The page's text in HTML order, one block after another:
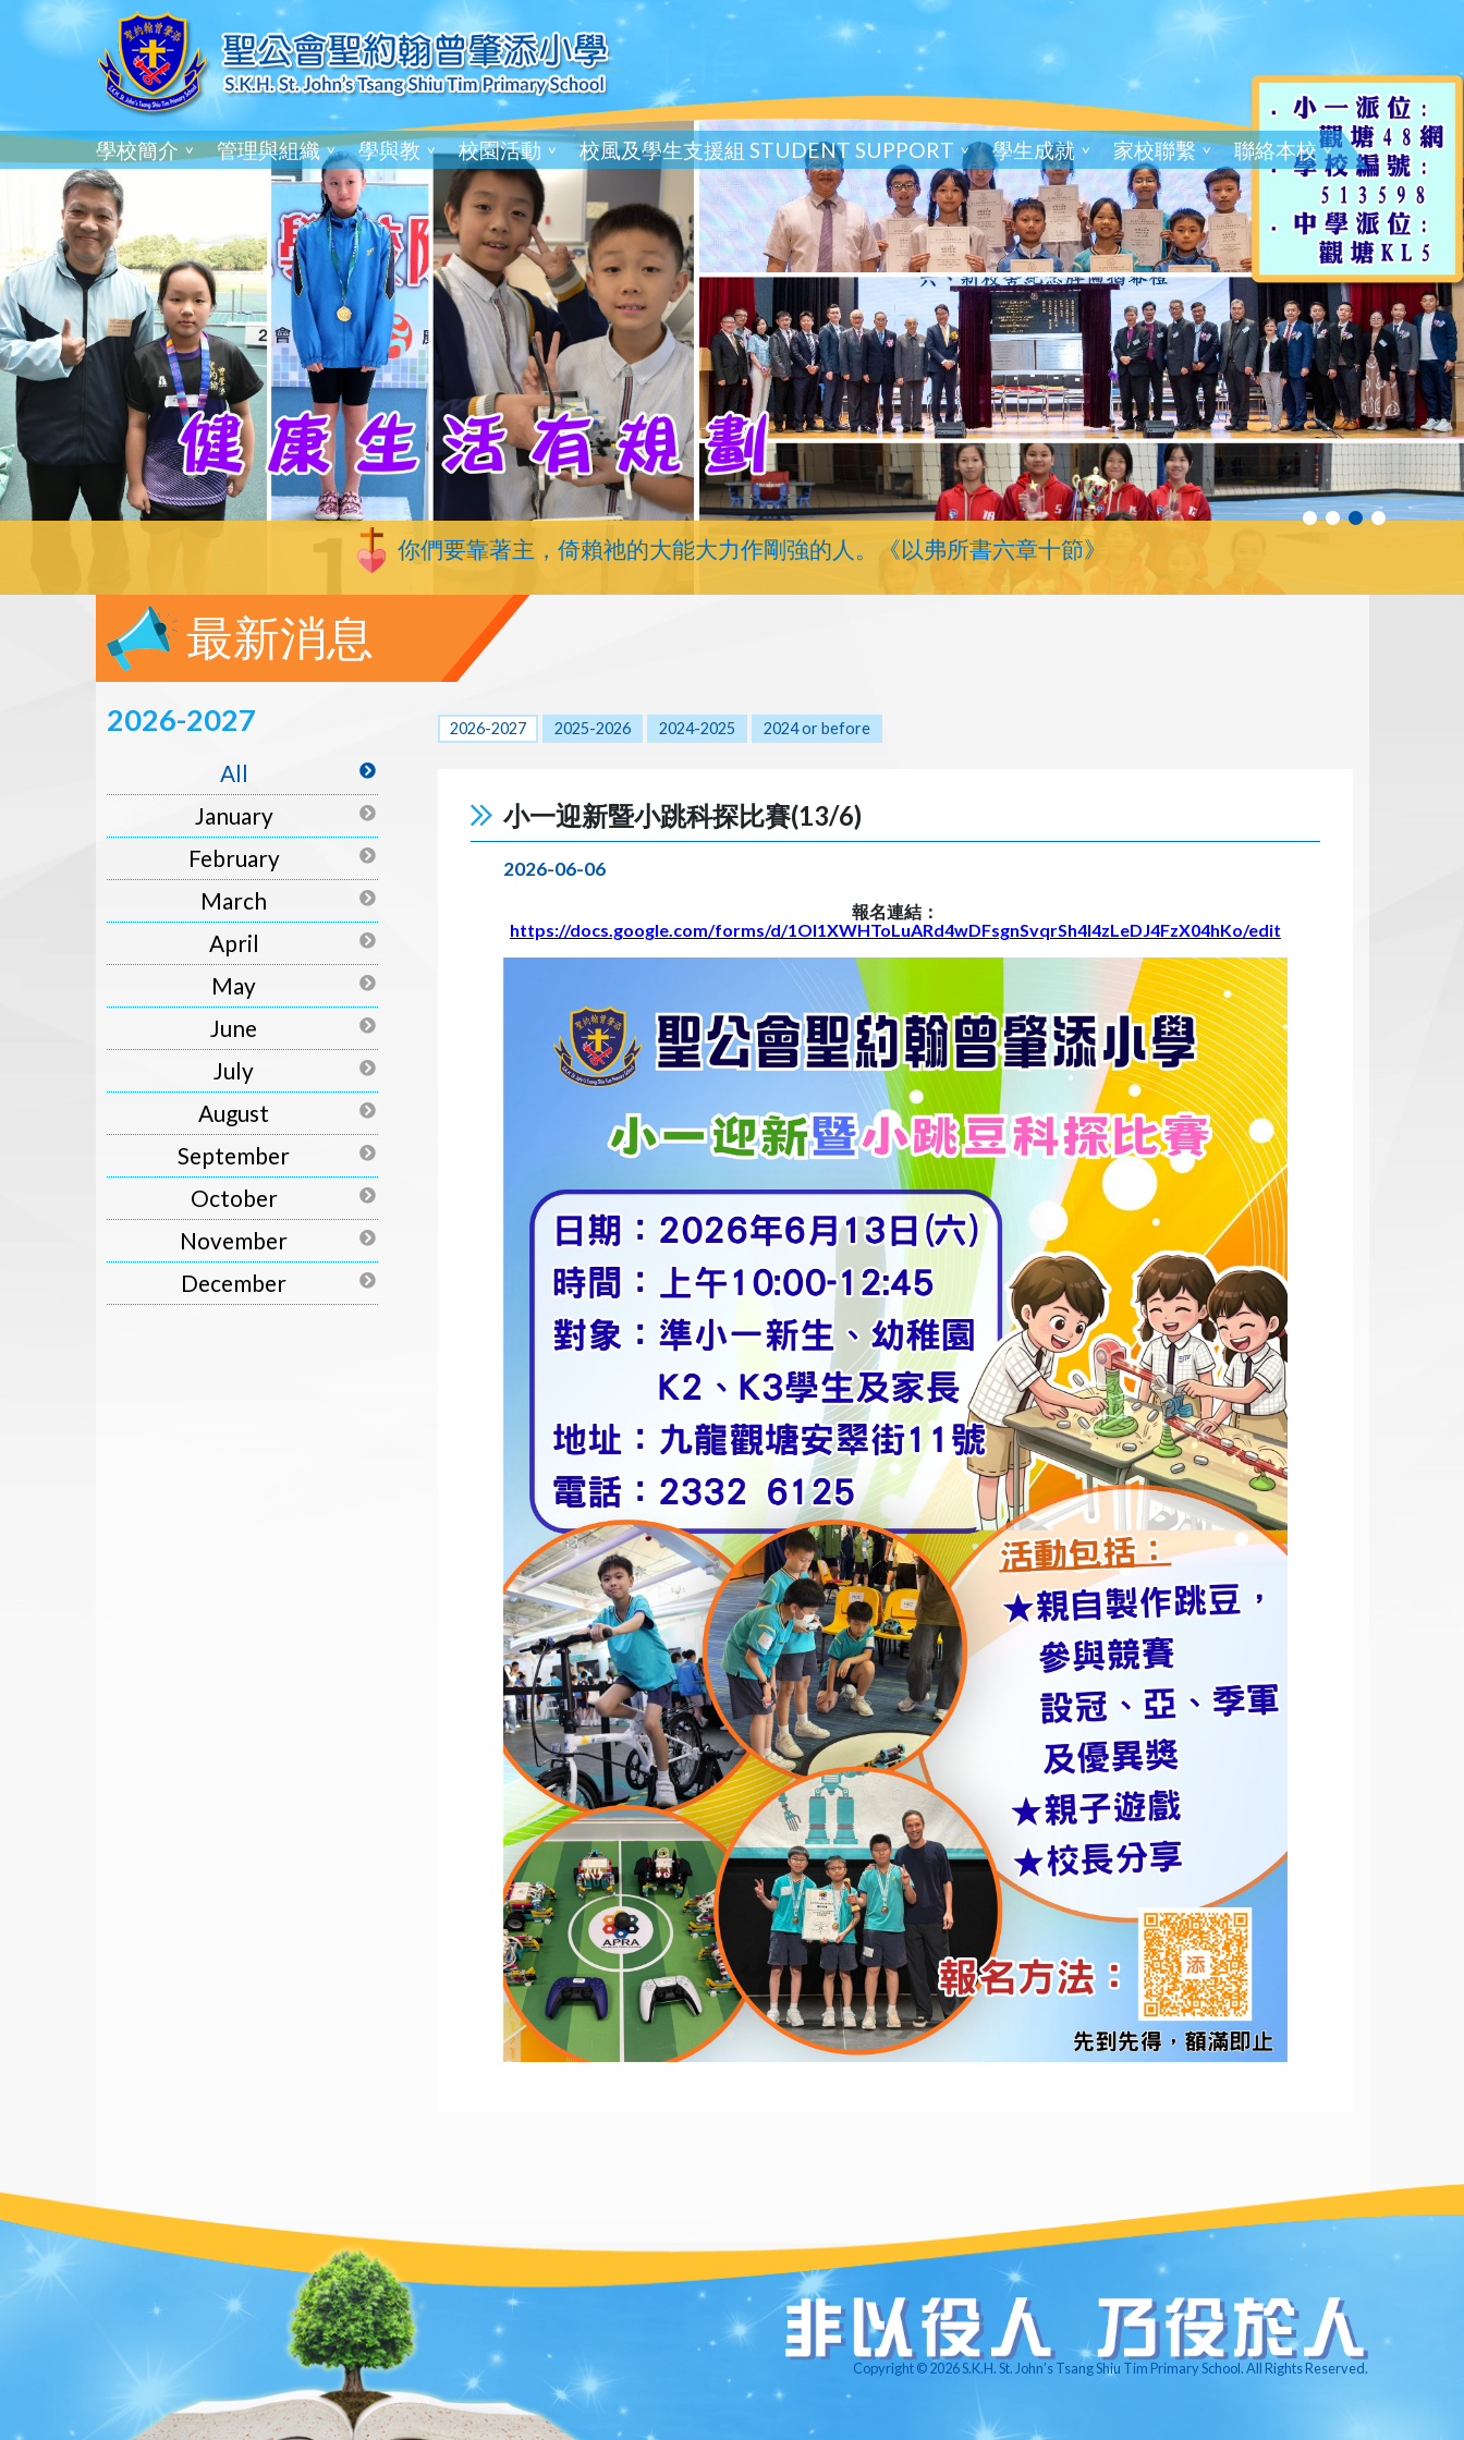
學校簡介 管理與組織 學與教 校園活動 校風及學生支援組 STUDENT SUPPORT 學生成就 家校聯繫 聯絡本校
你們要靠著主，倚賴祂的大能大力作剛強的人。《以弗所書六章十節》
最新消息
2026-2027
All
January
February
March
April
May
June
July
August
September
October
November
December
2026-2027 2025-2026 2024-2025 2024 or before
小一迎新暨小跳科探比賽(13/6)
2026-06-06
報名連結：
https://docs.google.com/forms/d/1Ol1XWHToLuARd4wDFsgnSvqrSh4l4zLeDJ4FzX04hKo/edit
Copyright © 2026 S.K.H. St. John’s Tsang Shiu Tim Primary School. All Rights Reserved.